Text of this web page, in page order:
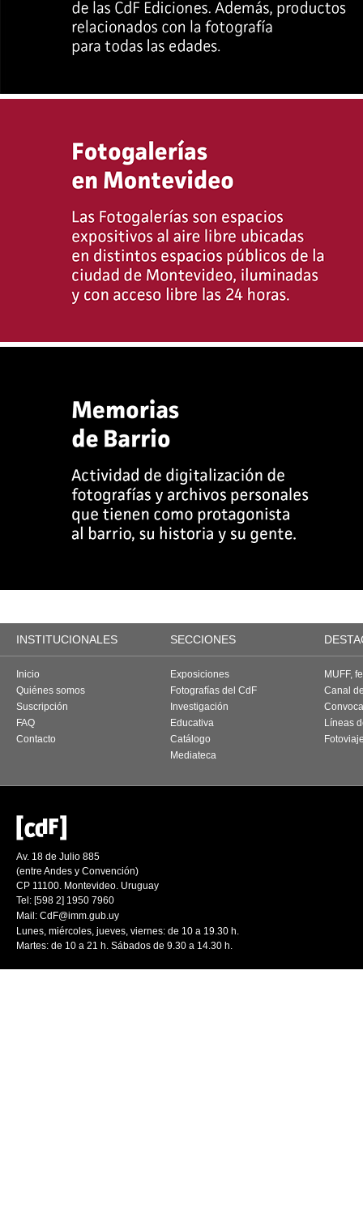
INSTITUCIONALES SECCIONES
Inicio
Quiénes somos
Suscripción
FAQ
Contacto
Exposiciones
Fotografías del CdF
Investigación
Educativa
Catálogo
Mediateca
MUFF,
Canal
Líneas
Av. 18 de Julio 885
(entre Andes y Convención)
CP 11100. Montevideo. Uruguay
Tel: [598 2] 1950 7960
Mail: CdF@imm.gub.uy
Lunes, miércoles, jueves, viernes: de 10 a 19.30 h.
Martes: de 10 a 21 h. Sábados de 9.30 a 14.30 h.